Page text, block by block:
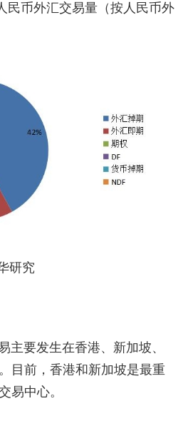
民币外汇交易量（按人民币外
研究
主要发生在香港、新加坡、
目前，香港和新加坡是最重
易中心。